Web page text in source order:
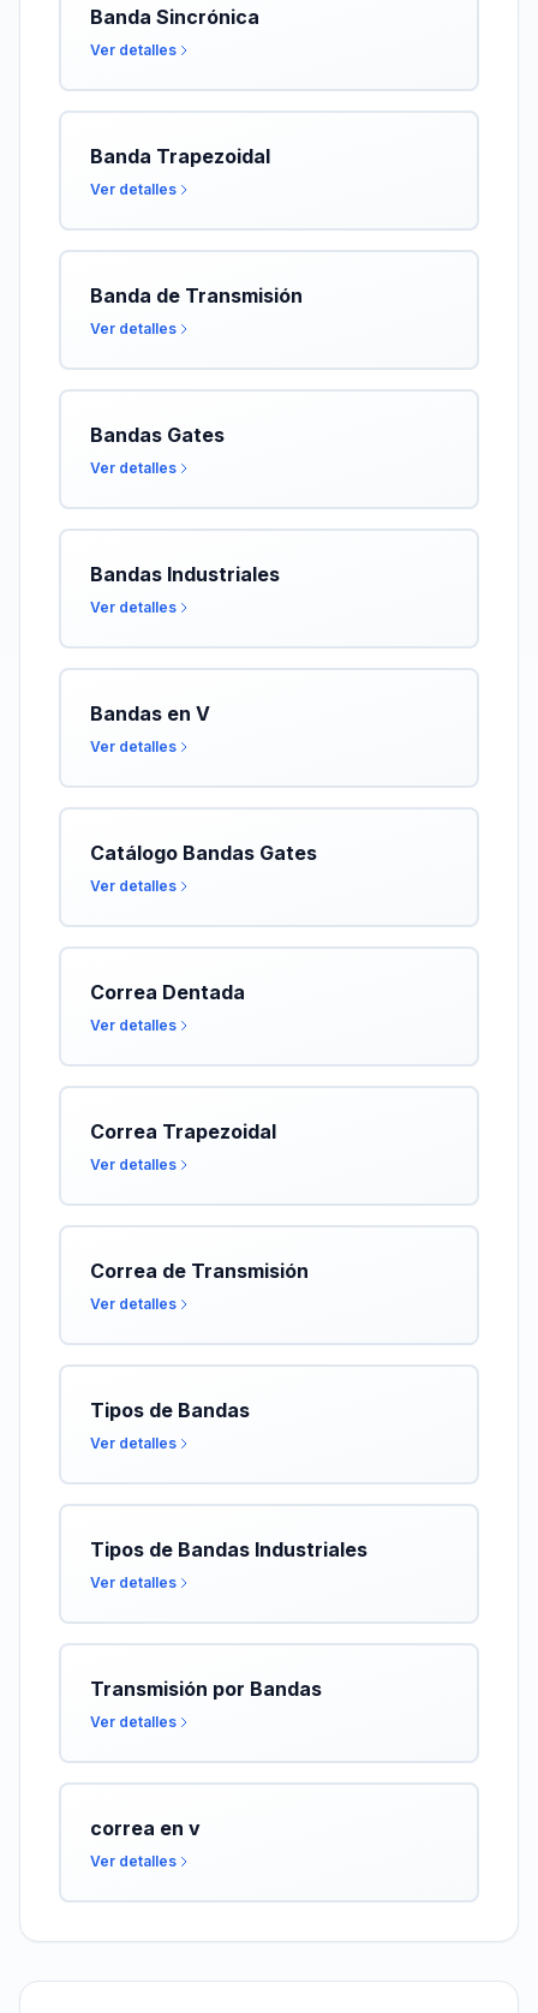
Banda Sincrónica
Ver detalles
Banda Trapezoidal
Ver detalles
Banda de Transmisión
Ver detalles
Bandas Gates
Ver detalles
Bandas Industriales
Ver detalles
Bandas en V
Ver detalles
Catálogo Bandas Gates
Ver detalles
Correa Dentada
Ver detalles
Correa Trapezoidal
Ver detalles
Correa de Transmisión
Ver detalles
Tipos de Bandas
Ver detalles
Tipos de Bandas Industriales
Ver detalles
Transmisión por Bandas
Ver detalles
correa en v
Ver detalles